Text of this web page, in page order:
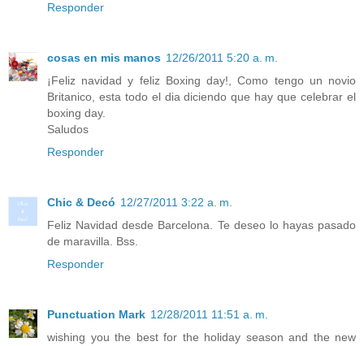
Responder
cosas en mis manos 12/26/2011 5:20 a. m.
¡Feliz navidad y feliz Boxing day!, Como tengo un novio
Britanico, esta todo el dia diciendo que hay que celebrar el
boxing day.
Saludos
Responder
Chic & Decó 12/27/2011 3:22 a. m.
Feliz Navidad desde Barcelona. Te deseo lo hayas pasado
de maravilla. Bss.
Responder
Punctuation Mark 12/28/2011 11:51 a. m.
wishing you the best for the holiday season and the new